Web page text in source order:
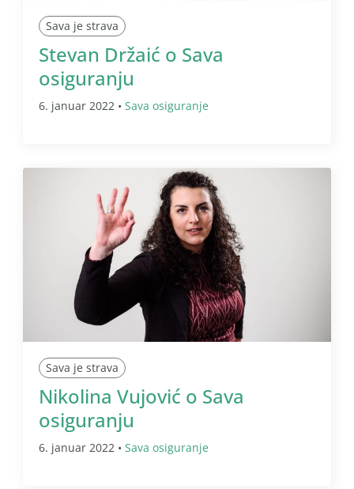
Sava je strava
Stevan Držaić o Sava
osiguranju
6. januar 2022 • Sava osiguranje
Sava je strava
Nikolina Vujović o Sava
osiguranju
6. januar 2022 • Sava osiguranje